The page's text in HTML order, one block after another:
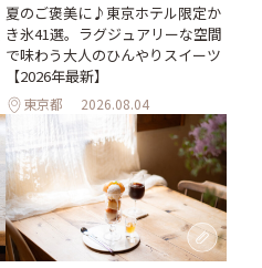
夏のご褒美に♪東京ホテル限定か
き氷41選。ラグジュアリーな空間
で味わう大人のひんやりスイーツ
【2026年最新】
東京都 2026.08.04